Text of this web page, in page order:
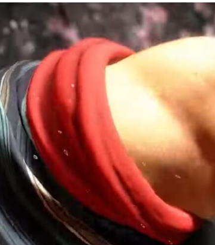
MAIL